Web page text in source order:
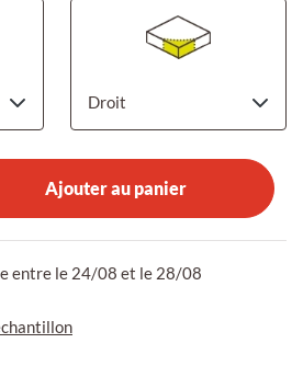
Ajouter au panier
entre le 24/08 et le 28/08